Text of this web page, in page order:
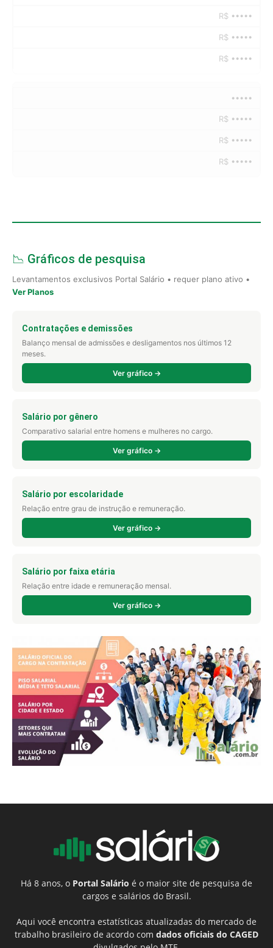
R$ •••••
R$ •••••
R$ •••••
•••••
R$ •••••
R$ •••••
R$ •••••
📉 Gráficos de pesquisa
Levantamentos exclusivos Portal Salário • requer plano ativo •
Ver Planos
Contratações e demissões
Balanço mensal de admissões e desligamentos nos últimos 12
meses.
Ver gráfico →
Salário por gênero
Comparativo salarial entre homens e mulheres no cargo.
Ver gráfico →
Salário por escolaridade
Relação entre grau de instrução e remuneração.
Ver gráfico →
Salário por faixa etária
Relação entre idade e remuneração mensal.
Ver gráfico →
Há 8 anos, o Portal Salário é o maior site de pesquisa de
cargos e salários do Brasil.
Aqui você encontra estatísticas atualizadas do mercado de
trabalho brasileiro de acordo com dados oficiais do CAGED